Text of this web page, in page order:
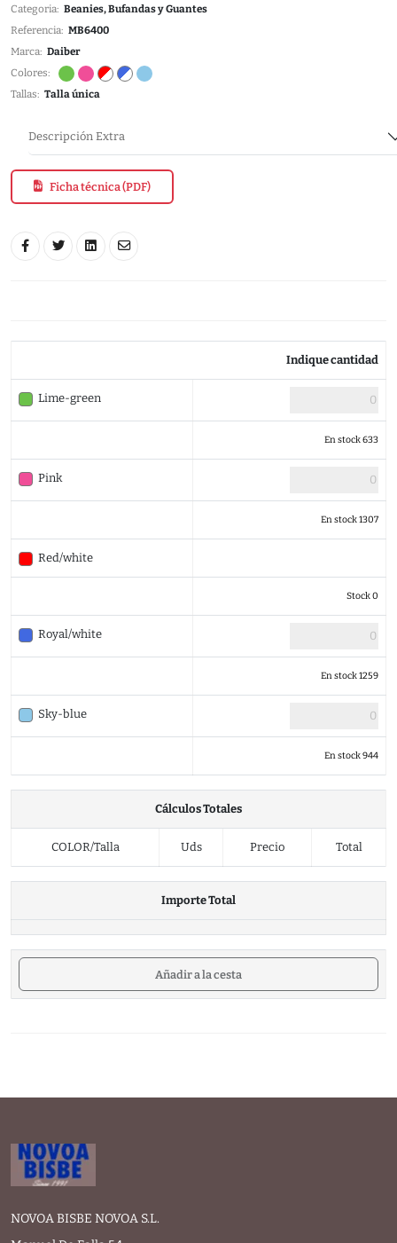
Categoria: Beanies, Bufandas y Guantes
Referencia: MB6400
Marca: Daiber
Colores:
Tallas: Talla única
Descripción Extra
Ficha técnica (PDF)
Indique cantidad
Lime-green
En stock 633
Pink
En stock 1307
Red/white
Stock 0
Royal/white
En stock 1259
Sky-blue
En stock 944
Cálculos Totales
COLOR/Talla Uds Precio Total
Importe Total
Añadir a la cesta
NOVOA BISBE NOVOA S.L.